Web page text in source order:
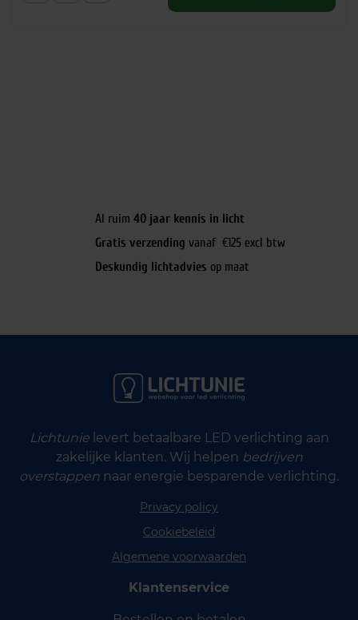
Al ruim 40 jaar kennis in licht
Gratis verzending vanaf €125 excl btw
Deskundig lichtadvies op maat
Lichtunielevert betaalbare LED verlichting aan
zakelijke klanten. Wij helpen bedrijven
overstappen naar energie besparende verlichting.
Privacy policy
Cookiebeleid
Algemene voorwaarden
Klantenservice